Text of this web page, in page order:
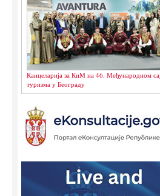
Канцеларија за КиМ на 46. Међународном
туризма у Београду